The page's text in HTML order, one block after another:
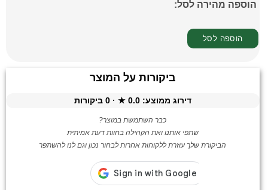
הוספה מהירה לסל:
ביקורות על המוצר
דירוג ממוצע:0.0
★ ·
0 ביקורות
כבר השתמשת במוצר?
שתפי אותנו ואת הקהילה בחוות דעת אמיתית
הביקורת שלך עוזרת ללקוחות אחרות לבחור נכון וגם לנו להשתפר